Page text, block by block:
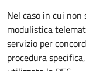
Nel caso in cui
modulistica
servizio per
procedura